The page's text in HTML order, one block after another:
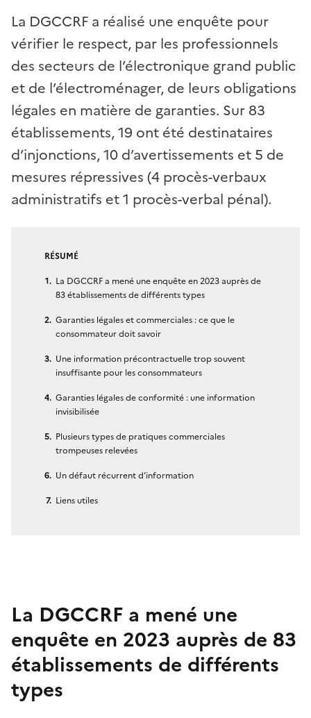
La DGCCRF a réalisé une enquête pour
vérifier le respect, par les professionnels
des secteurs de l’électronique grand public
et de l’électroménager, de leurs obligations
légales en matière de garanties. Sur 83
établissements, 19 ont été destinataires
d’injonctions, 10 d’avertissements et 5 de
mesures répressives (4 procès-verbaux
administratifs et 1 procès-verbal pénal).
RÉSUMÉ
La DGCCRF a mené une enquête en 2023 auprès de
83 établissements de différents types
Garanties légales et commerciales : ce que le
consommateur doit savoir
Une information précontractuelle trop souvent
insuffisante pour les consommateurs
Garanties légales de conformité : une information
invisibilisée
Plusieurs types de pratiques commerciales
trompeuses relevées
Un défaut récurrent d’information
Liens utiles
La DGCCRF a mené une
enquête en 2023 auprès de 83
établissements de différents
types